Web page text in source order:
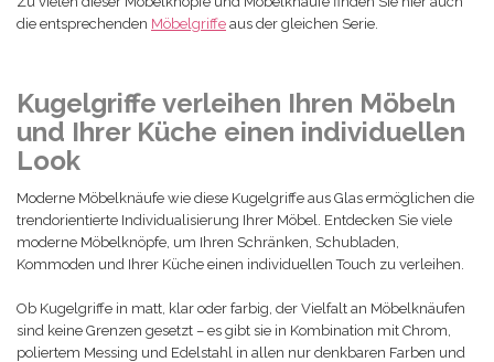
die entsprechenden Möbelgriffe aus der gleichen Serie.
Kugelgriffe verleihen Ihren Möbeln
und Ihrer Küche einen individuellen
Look
Moderne Möbelknäufe wie diese Kugelgriffe aus Glas ermöglichen die
trendorientierte Individualisierung Ihrer Möbel. Entdecken Sie viele
moderne Möbelknöpfe, um Ihren Schränken, Schubladen,
Kommoden und Ihrer Küche einen individuellen Touch zu verleihen.
Ob Kugelgriffe in matt, klar oder farbig, der Vielfalt an Möbelknäufen
sind keine Grenzen gesetzt – es gibt sie in Kombination mit Chrom,
poliertem Messing und Edelstahl in allen nur denkbaren Farben und